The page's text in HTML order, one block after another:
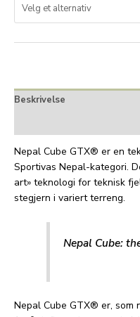
Beskrivelse
Nepal Cube GTX® er en
Sportivas Nepal-kategori.
art» teknologi for teknisk
stegjern i variert terreng.
Nepal Cube:
Nepal Cube GTX® er,